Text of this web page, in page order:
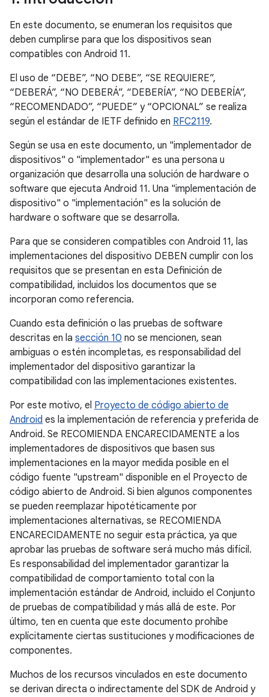
En este documento, se enumeran los requisitos que
deben cumplirse para que los dispositivos sean
compatibles con Android 11.
El uso de “DEBE”, “NO DEBE”, “SE REQUIERE”,
“DEBERÁ”, “NO DEBERÁ”, “DEBERÍA”, “NO DEBERÍA”,
“RECOMENDADO”, “PUEDE” y “OPCIONAL” se realiza
según el estándar de IETF definido en RFC2119.
Según se usa en este documento, un "implementador de
dispositivos" o "implementador" es una persona u
organización que desarrolla una solución de hardware o
software que ejecuta Android 11. Una "implementación de
dispositivo" o "implementación" es la solución de
hardware o software que se desarrolla.
Para que se consideren compatibles con Android 11, las
implementaciones del dispositivo DEBEN cumplir con los
requisitos que se presentan en esta Definición de
compatibilidad, incluidos los documentos que se
incorporan como referencia.
Cuando esta definición o las pruebas de software
descritas en la sección 10 no se mencionen, sean
ambiguas o estén incompletas, es responsabilidad del
implementador del dispositivo garantizar la
compatibilidad con las implementaciones existentes.
Por este motivo, el Proyecto de código abierto de
Android es la implementación de referencia y preferida de
Android. Se RECOMIENDA ENCARECIDAMENTE a los
implementadores de dispositivos que basen sus
implementaciones en la mayor medida posible en el
código fuente "upstream" disponible en el Proyecto de
código abierto de Android. Si bien algunos componentes
se pueden reemplazar hipotéticamente por
implementaciones alternativas, se RECOMIENDA
ENCARECIDAMENTE no seguir esta práctica, ya que
aprobar las pruebas de software será mucho más difícil.
Es responsabilidad del implementador garantizar la
compatibilidad de comportamiento total con la
implementación estándar de Android, incluido el Conjunto
de pruebas de compatibilidad y más allá de este. Por
último, ten en cuenta que este documento prohíbe
explícitamente ciertas sustituciones y modificaciones de
componentes.
Muchos de los recursos vinculados en este documento
se derivan directa o indirectamente del SDK de Android y